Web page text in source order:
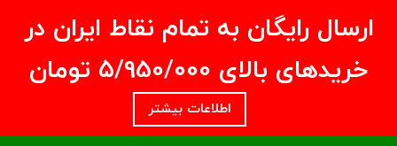
ارسال رایگان به تمام نقاط ایران در
خریدهای بالای ۵/950/000 تومان
اطلاعات بیشتر